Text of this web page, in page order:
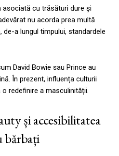
cu trăsături dure și
nu acorda prea multă
a lungul timpului, standardele
David Bowie sau Prince au
În prezent, influența culturii
redefinire a masculinității.
și accesibilitatea
bărbați